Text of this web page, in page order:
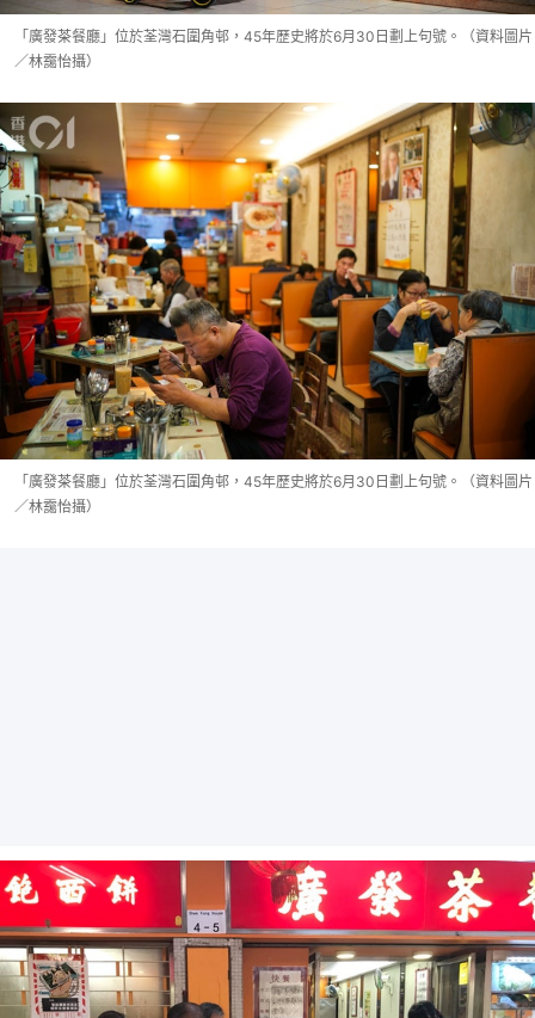
「廣發茶餐廳」位於荃灣石圍角邨，45年歷史將於6月30日劃上句號。（資料圖片
／林靄怡攝）
「廣發茶餐廳」位於荃灣石圍角邨，45年歷史將於6月30日劃上句號。（資料圖片
／林靄怡攝）